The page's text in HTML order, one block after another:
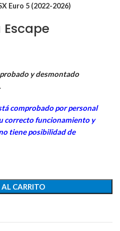
Euro 5 (2022-2026)
y desmontado
comprobado por personal
correcto funcionamiento y
tiene posibilidad de
CARRITO